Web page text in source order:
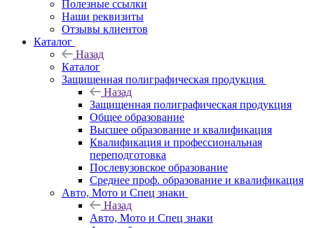
Полезные ссылки
Наши реквизиты
Отзывы клиентов
Каталог
Назад
Каталог
Защищенная полиграфическая продукция
Назад
Защищенная полиграфическая продукция
Общее образование
Высшее образование и квалификация
Квалификация и профессиональная
переподготовка
Послевузовское образование
Среднее проф. образование и квалификация
Авто, Мото и Спец знаки
Назад
Авто, Мото и Спец знаки